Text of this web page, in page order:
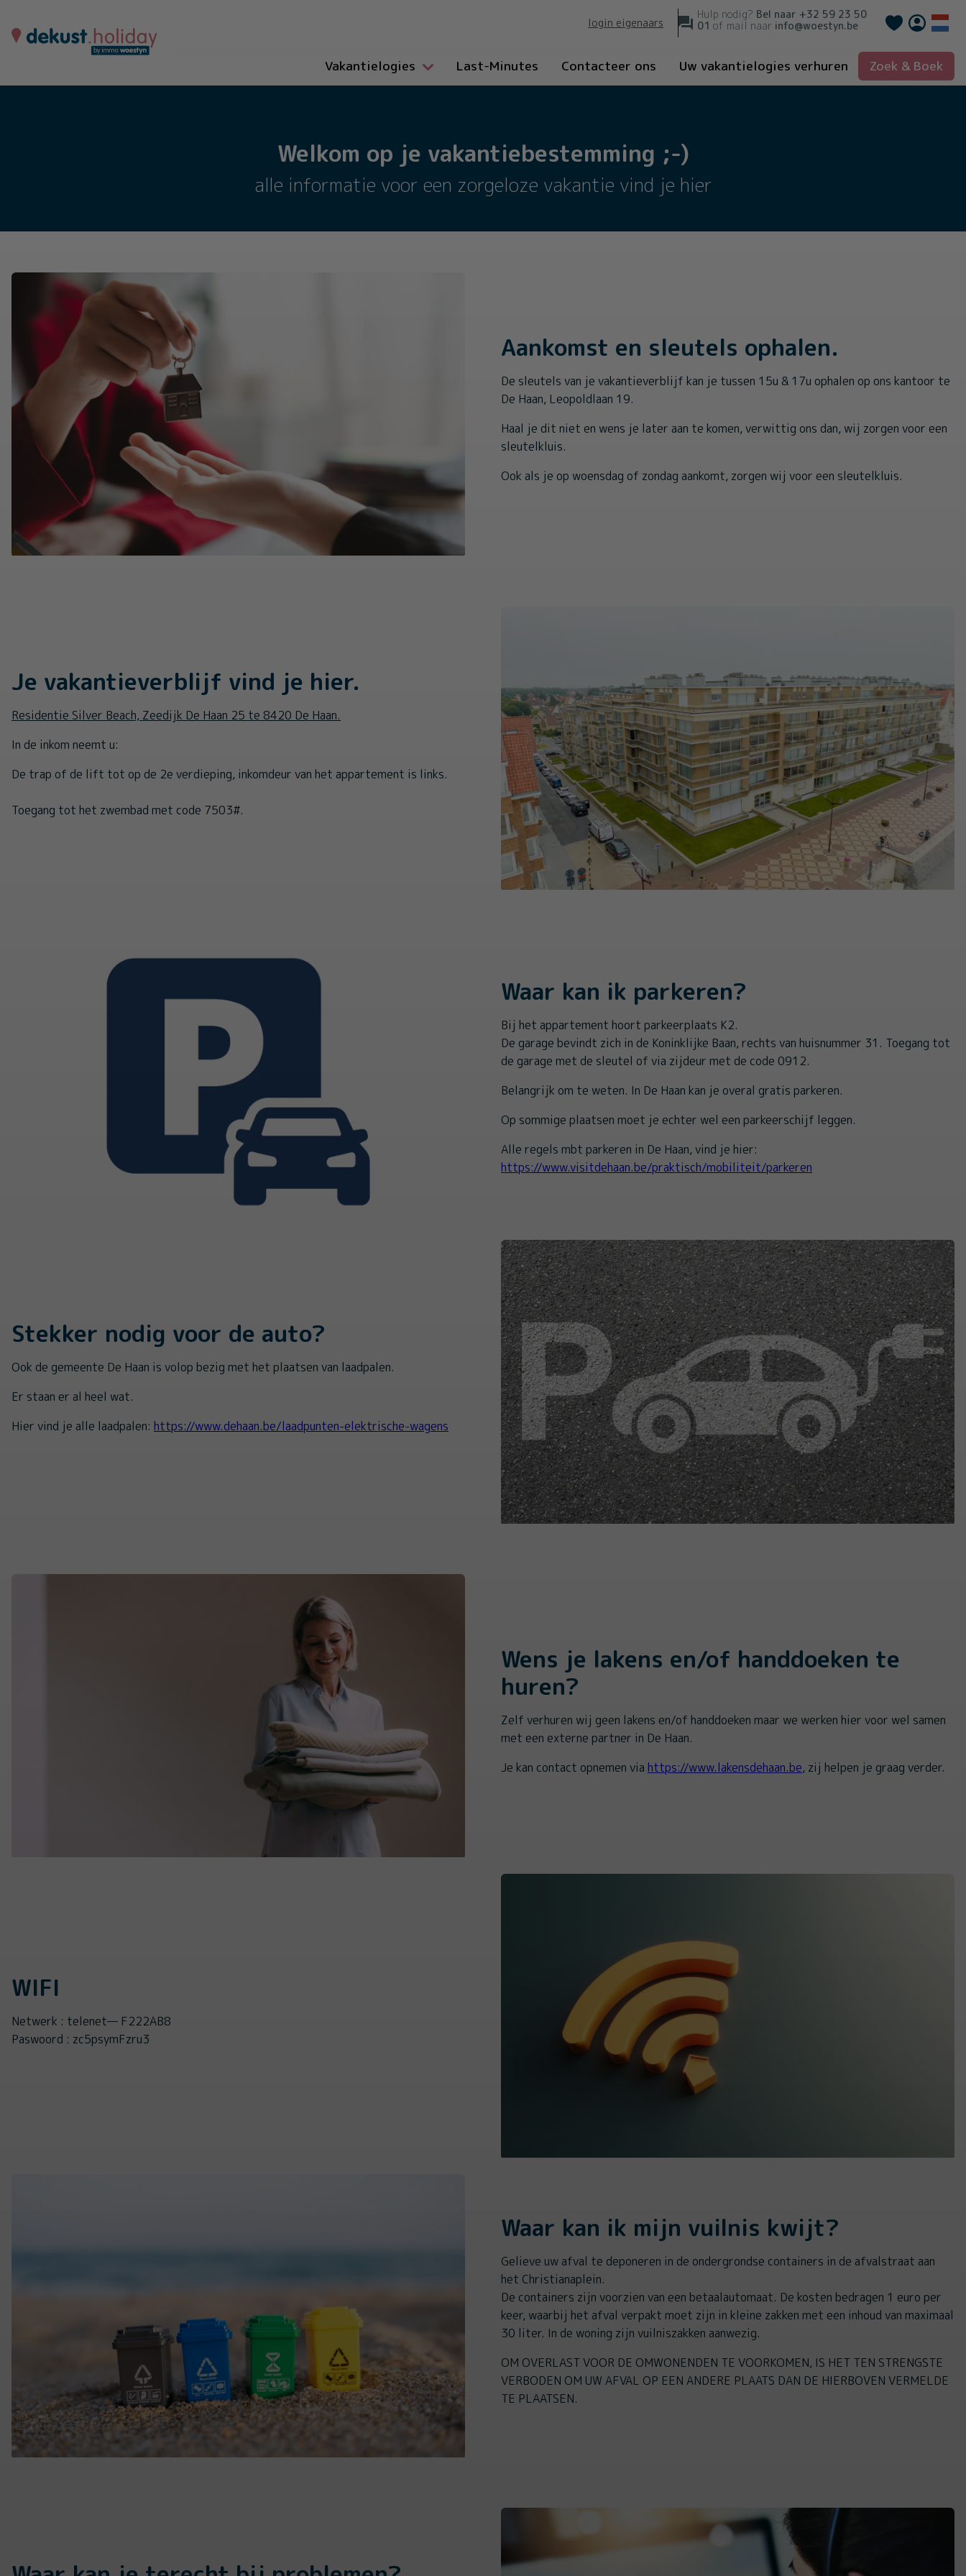
login eigenaars
Hulp nodig? Bel naar +32 59 23 50
01 of mail naar info@woestyn.be
Français
Vakantielogies Last-Minutes Contacteer ons Uw vakantielogies verhuren Zoek & Boek
Welkom op je vakantiebestemming ;-)
alle informatie voor een zorgeloze vakantie vind je hier
Aankomst en sleutels ophalen.
De sleutels van je vakantieverblijf kan je tussen 15u & 17u ophalen op ons kantoor te
De Haan, Leopoldlaan 19.
Haal je dit niet en wens je later aan te komen, verwittig ons dan, wij zorgen voor een
sleutelkluis.
Ook als je op woensdag of zondag aankomt, zorgen wij voor een sleutelkluis.
Je vakantieverblijf vind je hier.
Residentie Silver Beach, Zeedijk De Haan 25 te 8420 De Haan.
In de inkom neemt u:
De trap of de lift tot op de 2e verdieping, inkomdeur van het appartement is links.
Toegang tot het zwembad met code 7503#.
Waar kan ik parkeren?
Bij het appartement hoort parkeerplaats K2.
De garage bevindt zich in de Koninklijke Baan, rechts van huisnummer 31. Toegang tot
de garage met de sleutel of via zijdeur met de code 0912.
Belangrijk om te weten. In De Haan kan je overal gratis parkeren.
Op sommige plaatsen moet je echter wel een parkeerschijf leggen.
Alle regels mbt parkeren in De Haan, vind je hier:
https://www.visitdehaan.be/praktisch/mobiliteit/parkeren
Stekker nodig voor de auto?
Ook de gemeente De Haan is volop bezig met het plaatsen van laadpalen.
Er staan er al heel wat.
Hier vind je alle laadpalen: https://www.dehaan.be/laadpunten-elektrische-wagens
Wens je lakens en/of handdoeken te
huren?
Zelf verhuren wij geen lakens en/of handdoeken maar we werken hier voor wel samen
met een externe partner in De Haan.
Je kan contact opnemen via https://www.lakensdehaan.be, zij helpen je graag verder.
WIFI
Netwerk : telenet— F222AB8
Paswoord : zc5psymFzru3
Waar kan ik mijn vuilnis kwijt?
Gelieve uw afval te deponeren in de ondergrondse containers in de afvalstraat aan
het Christianaplein.
De containers zijn voorzien van een betaalautomaat. De kosten bedragen 1 euro per
keer, waarbij het afval verpakt moet zijn in kleine zakken met een inhoud van maximaal
30 liter. In de woning zijn vuilniszakken aanwezig.
OM OVERLAST VOOR DE OMWONENDEN TE VOORKOMEN, IS HET TEN STRENGSTE
VERBODEN OM UW AFVAL OP EEN ANDERE PLAATS DAN DE HIERBOVEN VERMELDE
TE PLAATSEN.